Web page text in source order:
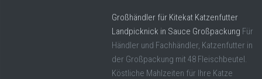
Großhändler für Kitekat Katzenfutter
Landpicknick in Sauce Großpackung Für
Händler und Fachhändler, Katzenfutter in
der Großpackung mit 48 Fleischbeutel.
Köstliche Mahlzeiten für Ihre Katze